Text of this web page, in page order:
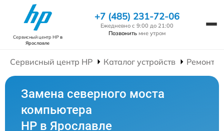
Сервисный центр HPв
Ярославле
+7 (485) 231-72-06
Ежедневно с 9:00 до 21:00
Позвонить мне утром
Сервисный центр HP Каталог устройств Ремонт
Замена северного моста
компьютера
HP в Ярославле